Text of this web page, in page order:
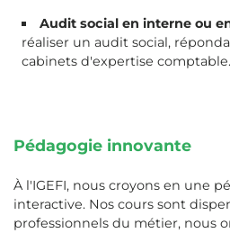
Audit social en interne ou
réaliser un audit social,
cabinets d'expertise comptable.
Pédagogie innovante
À l'IGEFI, nous croyons en une
interactive. Nos cours sont
professionnels du métier, nous